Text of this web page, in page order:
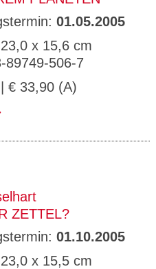
01.05.2005
x 15,6 cm
89749-506-7
| € 33,90 (A)
ZETTEL?
01.10.2005
x 15,5 cm